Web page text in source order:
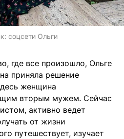
соцсети Ольги
где все произошло, Ольге
приняла решение
женщина
вторым мужем. Сейчас
активно ведет
от жизни
путешествует, изучает